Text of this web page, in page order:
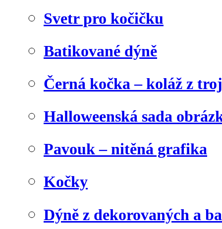
Svetr pro kočičku
Batikované dýně
Černá kočka – koláž z
Halloweenská sada
Pavouk – nitěná grafika
Kočky
Dýně z dekorovaných a